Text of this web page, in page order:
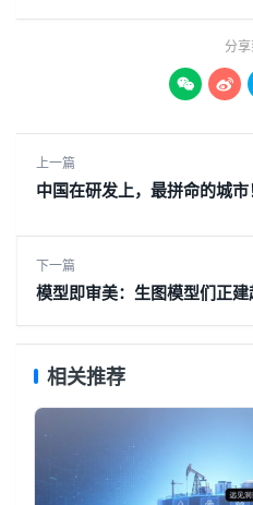
分享
 
上一篇
中国在研发上，最拼命的城市
下一篇
模型即审美：生图模型们正建
相关推荐